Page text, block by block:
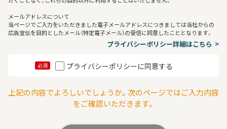
メールアドレスについて
当ページでご入力をいただきました電子メールアドレスにつきましては当社からの
広告宣伝を目的としたメール（特定電子メール）の受信に同意したこととなります。
プライバシーポリシー詳細はこちら
必須 プライバシーポリシーに同意する
上記の内容でよろしいでしょうか。次のページではご入力内容
をご確認いただきます。